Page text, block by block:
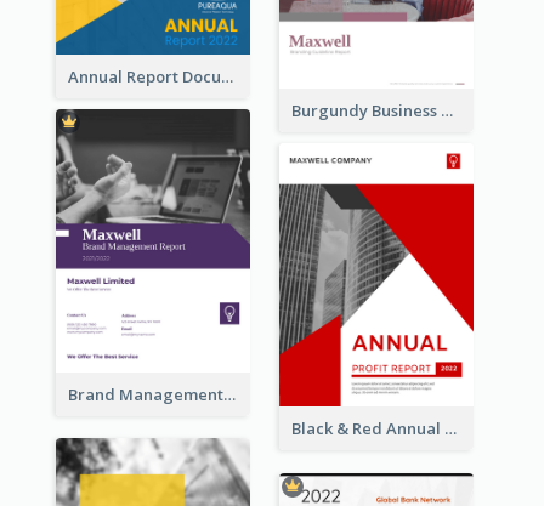
Annual Report Documents Reports
Burgundy Business Reports
Brand Management Reports
Black & Red Annual Reports